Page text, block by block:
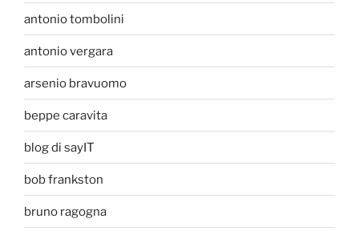
antonio tombolini
antonio vergara
arsenio bravuomo
beppe caravita
blog di sayIT
bob frankston
bruno ragogna